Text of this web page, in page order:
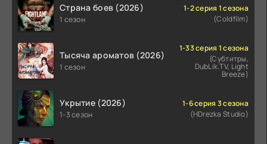
Страна боев (2026)
1 сезон
1-2 серия 1 сезона
(Coldfilm)
Тысяча ароматов (2026)
1 сезон
1-33 серия 1 сезона
(Субтитры,
DubLik.TV, Light
Breeze)
Укрытие (2026)
1-3 сезон
1-6 серия 3 сезона
(HDrezka Studio)